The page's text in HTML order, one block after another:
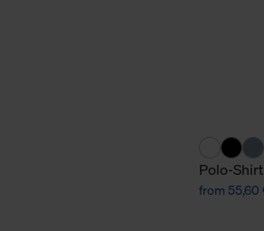
Polo-
from 55,60